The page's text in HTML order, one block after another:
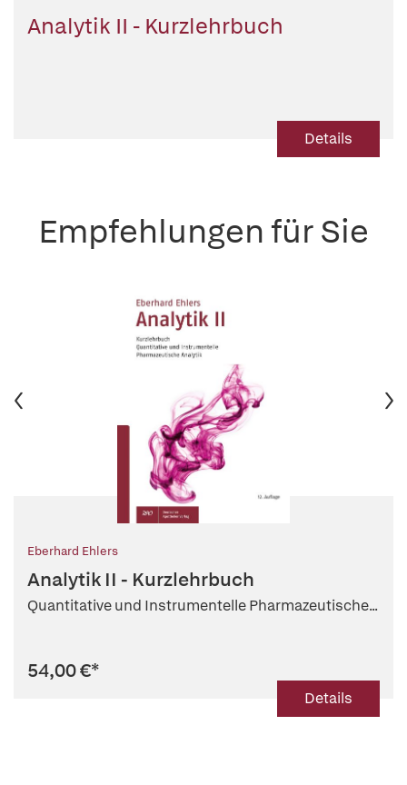
Analytik II - Kurzlehrbuch
Details
Empfehlungen für Sie
Eberhard Ehlers
Analytik II - Kurzlehrbuch
Quantitative und Instrumentelle Pharmazeutische...
54,00 €*
Details